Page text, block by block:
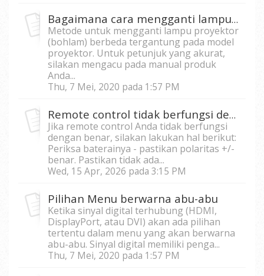
Bagaimana cara mengganti lampu proyektor
Metode untuk mengganti lampu proyektor
(bohlam) berbeda tergantung pada model
proyektor. Untuk petunjuk yang akurat,
silakan mengacu pada manual produk
Anda...
Thu, 7 Mei, 2020 pada 1:57 PM
Remote control tidak berfungsi dengan benar
Jika remote control Anda tidak berfungsi
dengan benar, silakan lakukan hal berikut:
Periksa baterainya - pastikan polaritas +/-
benar. Pastikan tidak ada...
Wed, 15 Apr, 2026 pada 3:15 PM
Pilihan Menu berwarna abu-abu
Ketika sinyal digital terhubung (HDMI,
DisplayPort, atau DVI) akan ada pilihan
tertentu dalam menu yang akan berwarna
abu-abu. Sinyal digital memiliki penga...
Thu, 7 Mei, 2020 pada 1:57 PM